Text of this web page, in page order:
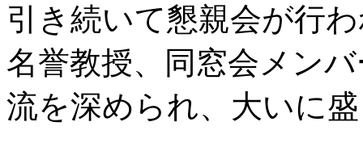
引き続いて懇親会が行
名誉教授、同窓会メン
流を深められ、大いに